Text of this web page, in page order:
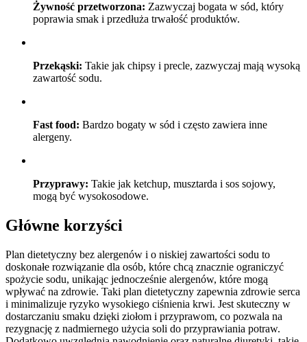
Żywność przetworzona: Zazwyczaj bogata w sód, który
poprawia smak i przedłuża trwałość produktów.
Przekąski: Takie jak chipsy i precle, zazwyczaj mają wysoką
zawartość sodu.
Fast food: Bardzo bogaty w sód i często zawiera inne
alergeny.
Przyprawy: Takie jak ketchup, musztarda i sos sojowy,
mogą być wysokosodowe.
Główne korzyści
Plan dietetyczny bez alergenów i o niskiej zawartości sodu to
doskonałe rozwiązanie dla osób, które chcą znacznie ograniczyć
spożycie sodu, unikając jednocześnie alergenów, które mogą
wpływać na zdrowie. Taki plan dietetyczny zapewnia zdrowie serca
i minimalizuje ryzyko wysokiego ciśnienia krwi. Jest skuteczny w
dostarczaniu smaku dzięki ziołom i przyprawom, co pozwala na
rezygnację z nadmiernego użycia soli do przyprawiania potraw.